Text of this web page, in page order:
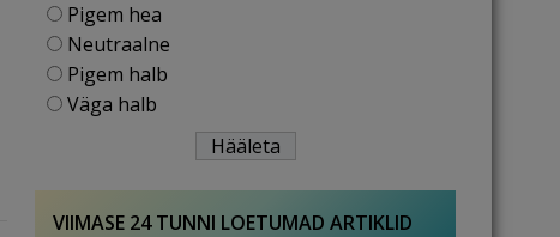
Pigem hea
Neutraalne
Pigem halb
Väga halb
VIIMASE 24 TUNNI LOETUMAD ARTIKLID